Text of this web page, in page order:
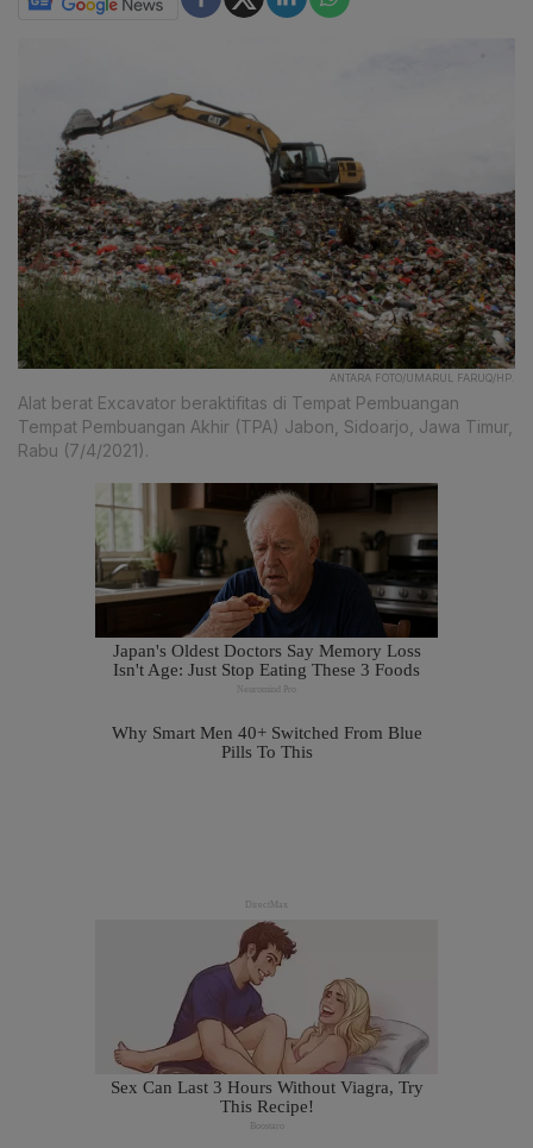
ANTARA FOTO/UMARUL FARUQ/HP.
Alat berat Excavator beraktifitas di Tempat Pembuangan
Tempat Pembuangan Akhir (TPA) Jabon, Sidoarjo, Jawa Timur,
Rabu (7/4/2021).